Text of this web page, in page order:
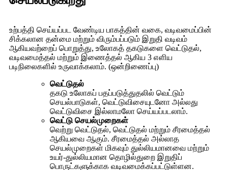
உற்பத்தி செய்யப்பட வேண்டிய பாகத்தின் வகை, வடிவமைப்பின்
சிக்கலான தன்மை மற்றும் விரும்பப்படும் இறுதி வடிவம்
ஆகியவற்றைப் பொறுத்து, உலோகத் தகடுகளை வெட்டுதல்,
வடிவமைத்தல் மற்றும் இணைத்தல் ஆகிய 3 எளிய
படிநிலைகளில் உருவாக்கலாம். (ஒன்றிணைப்பு)
வெட்டுதல்
தகடு உலோகப் பதப்படுத்துதலில் வெட்டும்
செயல்பாடுகள், வெட்டுவிசையுடனோ அல்லது
வெட்டுவிசை இல்லாமலோ செய்யப்படலாம்.
வெட்டு செயல்முறைகள்
வெற்று வெட்டுதல், வெட்டுதல் மற்றும் சீரமைத்தல்
ஆகியவை ஆகும். சீரமைத்தல் அல்லாத
செயல்முறைகள் மிகவும் துல்லியமானவை மற்றும்
உயர்-துல்லியமான தொழில்துறை இறுதிப்
பொருட்களுக்காக வடிவமைக்கப்பட்டுள்ளன.